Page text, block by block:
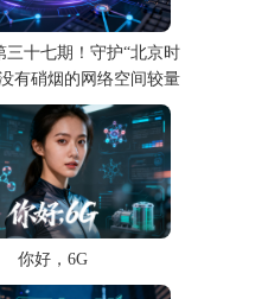
三十七期！守护“北京时
有硝烟的网络空间较量
你好，6G